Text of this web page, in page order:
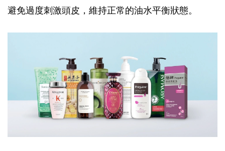
避免過度刺激頭皮，維持正常的油水平衡狀態。